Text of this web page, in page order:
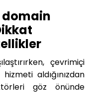
domain
çevrimiçi
aldığınızdan
göz önünde